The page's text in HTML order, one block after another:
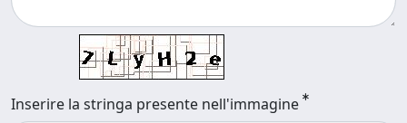
Inserire la stringa presente nell'immagine